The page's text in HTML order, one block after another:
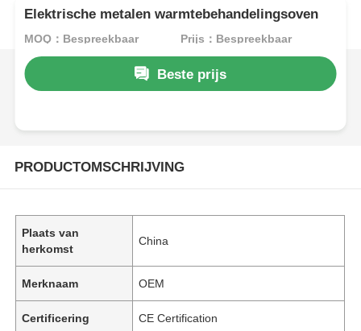
Elektrische metalen warmtebehandelingsoven
MOQ：Bespreekbaar Prijs：Bespreekbaar
Beste prijs
PRODUCTOMSCHRIJVING
Plaats van
herkomst
China
Merknaam OEM
Certificering CE Certification